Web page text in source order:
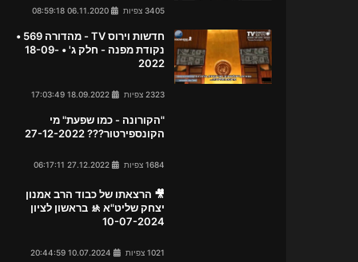
3405 צפיות
חדשות וירוס TV - מהדורה 569 •
נקודת מפנה - חלק ג' • 18-09-
2022
2323 צפיות
"הקורונה - כמו שפעת" מי
הקונספירטור??? 27-12-2022
1684 צפיות
🎥 הרצאתו של כבוד הרב אמנון
יצחק שליט"א 🚸 בראשון לציון
10-07-2024
1021 צפיות